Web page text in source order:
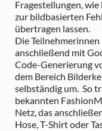
Fragestellungen,
zur bildbasierten
übertragen lassen.
Die
anschließend mit
Code-Generierung
dem Bereich
selbständig um. So
bekannten
Netz, das
Hose, T-Shirt oder